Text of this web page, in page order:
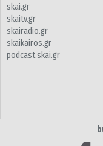
skai.gr
skaitv.gr
skairadio.gr
skaikairos.gr
podcast.skai.gr